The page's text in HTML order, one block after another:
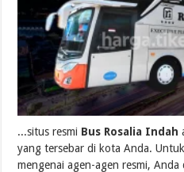
...situs resmi Bus Rosalia Indah
yang tersebar di kota Anda.
mengenai agen-agen resmi,